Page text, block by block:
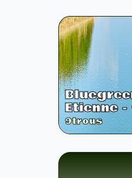
Etienne
9trous